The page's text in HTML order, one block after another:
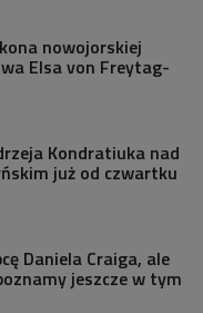
nowojorskiej
Elsa von Freytag-
Kondratiuka nad
już od czwartku
Daniela Craiga, ale
jeszcze w tym